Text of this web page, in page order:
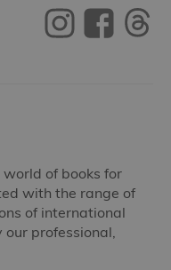
of books for
with the range of
of international
professional,